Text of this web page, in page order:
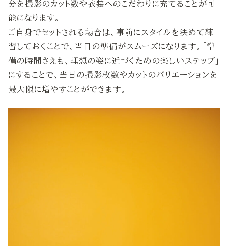
分を撮影のカット数や衣装へのこだわりに充てることが可
能になります。
ご自身でセットされる場合は、事前にスタイルを決めて練
習しておくことで、当日の準備がスムーズになります。「準
備の時間さえも、理想の姿に近づくための楽しいステップ」
にすることで、当日の撮影枚数やカットのバリエーションを
最大限に増やすことができます。